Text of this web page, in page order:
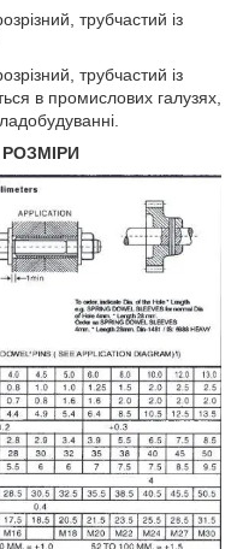
трубчастий із
трубчастий із
в промислових галузях,
РОЗМІРИ